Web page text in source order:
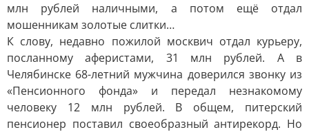
млн рублей наличными, а потом ещё отдал
мошенникам золотые слитки…
К слову, недавно пожилой москвич отдал курьеру,
посланному аферистами, 31 млн рублей. А в
Челябинске 68-летний мужчина доверился звонку из
«Пенсионного фонда» и передал незнакомому
человеку 12 млн рублей. В общем, питерский
пенсионер поставил своеобразный антирекорд. Но